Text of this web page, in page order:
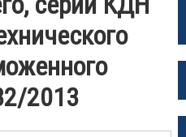
2013